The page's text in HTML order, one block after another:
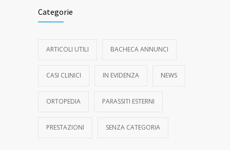
Categorie
ARTICOLI UTILI BACHECA ANNUNCI
CASI CLINICI IN EVIDENZA NEWS
ORTOPEDIA PARASSITI ESTERNI
PRESTAZIONI SENZA CATEGORIA